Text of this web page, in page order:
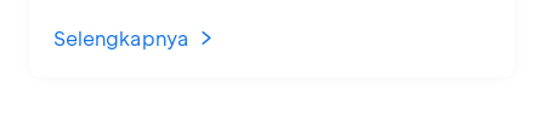
di KCU Tanjung Priok
Selengkapnya